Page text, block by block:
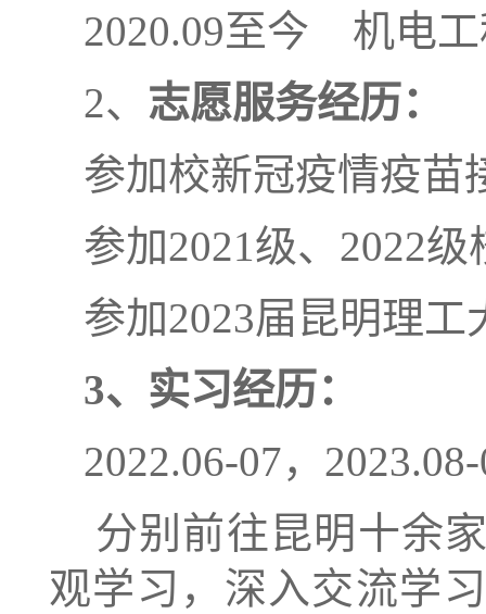
2020.09至今
机电
2、 志愿服务经历：
参加校新冠疫情疫苗
参加2021级、 2022级
参加2023届昆明理工
3、实习经历：
2022.06-07，
分别 前往昆明十余
观学习 ，深入交流学